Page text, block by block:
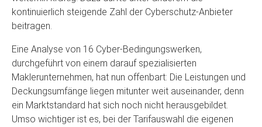
kontinuierlich steigende Zahl der Cyberschutz-Anbieter
beitragen.
Eine Analyse von 16 Cyber-Bedingungswerken,
durchgeführt von einem darauf spezialisierten
Maklerunternehmen, hat nun offenbart: Die Leistungen und
Deckungsumfänge liegen mitunter weit auseinander, denn
ein Marktstandard hat sich noch nicht herausgebildet.
Umso wichtiger ist es, bei der Tarifauswahl die eigenen